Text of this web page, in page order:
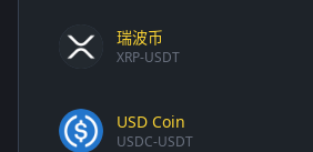
瑞波币
XRP-USDT
USD Coin
USDC-USDT